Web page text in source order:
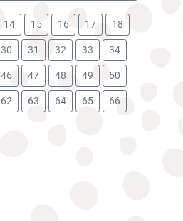
14 15 16 17 18
30 31 32 33 34
46 47 48 49 50
62 63 64 65 66